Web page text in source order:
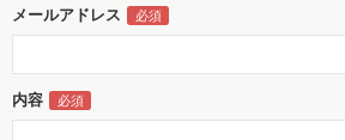
メールアドレス
内容